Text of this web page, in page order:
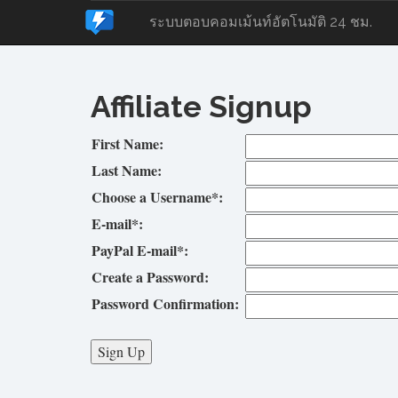
ระบบตอบคอมเม้นท์อัตโนมัติ 24 ชม.
Affiliate Signup
First Name:
Last Name:
Choose a Username*:
E-mail*:
PayPal E-mail*:
Create a Password:
Password Confirmation: